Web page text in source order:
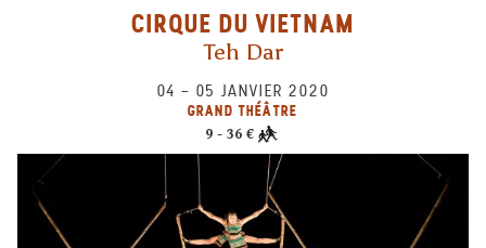
CIRQUE DU VIETNAM
Teh Dar
04 – 05 JANVIER 2020
GRAND THÉÂTRE
9 - 36 €